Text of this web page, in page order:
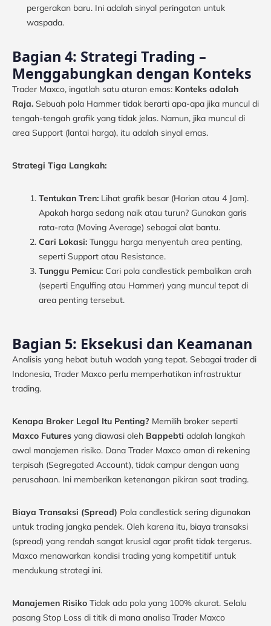
pergerakan baru. Ini adalah sinyal peringatan untuk
waspada.
Bagian 4: Strategi Trading –
Menggabungkan dengan Konteks
Trader Maxco, ingatlah satu aturan emas: Konteks adalah
Raja. Sebuah pola Hammer tidak berarti apa-apa jika muncul di
tengah-tengah grafik yang tidak jelas. Namun, jika muncul di
area Support (lantai harga), itu adalah sinyal emas.
Strategi Tiga Langkah:
Tentukan Tren: Lihat grafik besar (Harian atau 4 Jam).
Apakah harga sedang naik atau turun? Gunakan garis
rata-rata (Moving Average) sebagai alat bantu.
Cari Lokasi: Tunggu harga menyentuh area penting,
seperti Support atau Resistance.
Tunggu Pemicu: Cari pola candlestick pembalikan arah
(seperti Engulfing atau Hammer) yang muncul tepat di
area penting tersebut.
Bagian 5: Eksekusi dan Keamanan
Analisis yang hebat butuh wadah yang tepat. Sebagai trader di
Indonesia, Trader Maxco perlu memperhatikan infrastruktur
trading.
Kenapa Broker Legal Itu Penting? Memilih broker seperti
Maxco Futures yang diawasi oleh Bappebti adalah langkah
awal manajemen risiko. Dana Trader Maxco aman di rekening
terpisah (Segregated Account), tidak campur dengan uang
perusahaan. Ini memberikan ketenangan pikiran saat trading.
Biaya Transaksi (Spread) Pola candlestick sering digunakan
untuk trading jangka pendek. Oleh karena itu, biaya transaksi
(spread) yang rendah sangat krusial agar profit tidak tergerus.
Maxco menawarkan kondisi trading yang kompetitif untuk
mendukung strategi ini.
Manajemen Risiko Tidak ada pola yang 100% akurat. Selalu
pasang Stop Loss di titik di mana analisa Trader Maxco